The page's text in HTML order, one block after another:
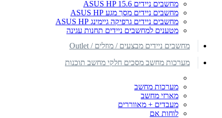
מחשבים ניידים ASUS HP 15.6
מחשבים ניידים מסך מגע ASUS HP
מחשבים ניידים גרפיקה גיימינג ASUS HP
מטענים למחשבים ניידים תחנות עגינה
מחשבים ניידים מבצעים / מוזלים / Outlet
מערכות מחשב מסכים חלקי מחשב תוכנות
מערכות מחשב
מארזי מחשב
מעבדים + מאווררים
לוחות אם